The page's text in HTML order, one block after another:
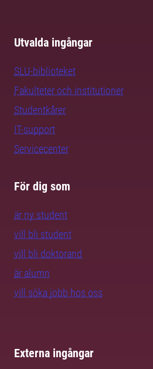
Utvalda ingångar
SLU-biblioteket
Fakulteter och institutioner
Studentkårer
IT-support
Servicecenter
För dig som
är ny student
vill bli student
vill bli doktorand
är alumn
vill söka jobb hos oss
Externa ingångar